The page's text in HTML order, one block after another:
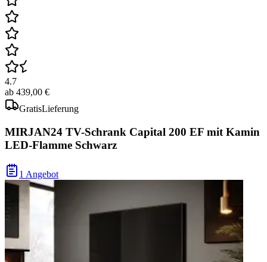
4.7
ab 439,00 €
GratisLieferung
MIRJAN24 TV-Schrank Capital 200 EF mit Kamin
LED-Flamme Schwarz
1 Angebot